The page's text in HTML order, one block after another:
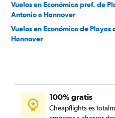
Vuelos en Económica pref. de
Antonio a Hannover
Vuelos en Económica de Playas
Hannover
100% gratis
Cheapflights es